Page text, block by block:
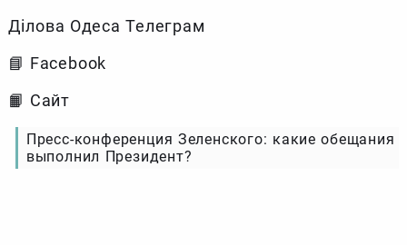
Ділова Одеса Телеграм
📘 Facebook
📙 Сайт
Пресс-конференция Зеленского: какие обещания
выполнил Президент?